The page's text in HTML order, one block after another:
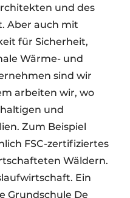
und des
Aber auch mit
für Sicherheit,
Wärme- und
sind wir
arbeiten wir, wo
und
Zum Beispiel
FSC-zertifiziertes
Wäldern.
Ein
Grundschule De